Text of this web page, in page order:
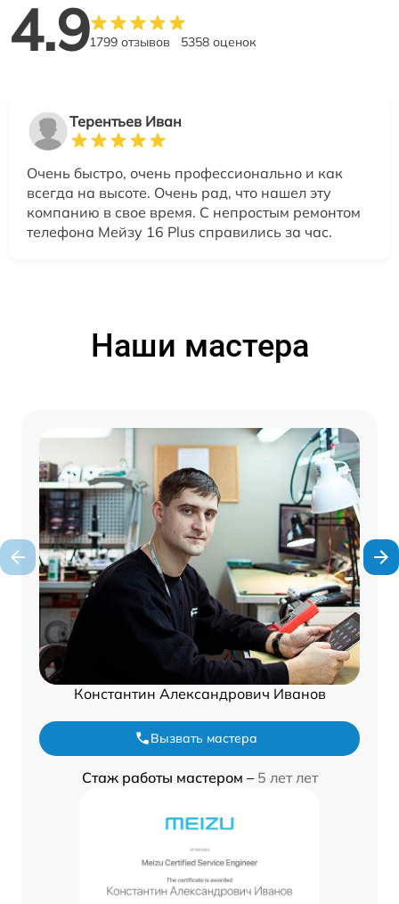
4.91799 отзывов 5358 оценок
Терентьев Иван
Очень быстро, очень профессионально и как
всегда на высоте. Очень рад, что нашел эту
компанию в свое время. С непростым ремонтом
телефона Мейзу 16 Plus справились за час.
Наши мастера
Константин Александрович Иванов
Вызвать мастера
Стаж работы мастером – 5 лет лет